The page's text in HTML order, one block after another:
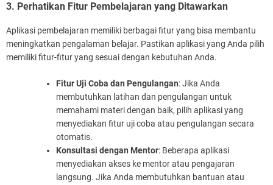
3. Perhatikan Fitur Pembelajaran yang Ditawarkan
Aplikasi pembelajaran memiliki berbagai fitur yang bisa membantu
meningkatkan pengalaman belajar. Pastikan aplikasi yang Anda pilih
memiliki fitur-fitur yang sesuai dengan kebutuhan Anda.
Fitur Uji Coba dan Pengulangan: Jika Anda
membutuhkan latihan dan pengulangan untuk
memahami materi dengan baik, pilih aplikasi yang
menyediakan fitur uji coba atau pengulangan secara
otomatis.
Konsultasi dengan Mentor: Beberapa aplikasi
menyediakan akses ke mentor atau pengajaran
langsung. Jika Anda membutuhkan bantuan atau